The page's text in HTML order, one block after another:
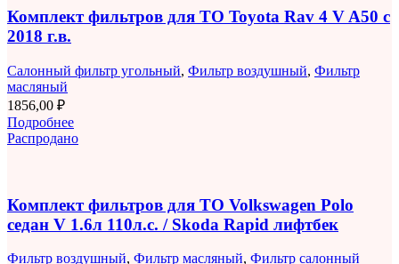
Комплект фильтров для ТО Toyota Rav 4 V A50 с
2018 г.в.
Салонный фильтр угольный, Фильтр воздушный, Фильтр
масляный
1856,00 ₽
Подробнее
Распродано
Комплект фильтров для ТО Volkswagen Polo
седан V 1.6л 110л.с. / Skoda Rapid лифтбек
Фильтр воздушный, Фильтр масляный, Фильтр салонный